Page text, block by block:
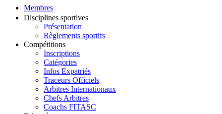
Membres
Disciplines sportives
Présentation
Règlements sportifs
Compétitions
Inscriptions
Catégories
Infos Expatriés
Traceurs Officiels
Arbitres Internationaux
Chefs Arbitres
Coachs FITASC